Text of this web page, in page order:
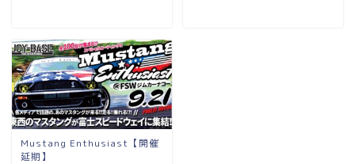
Mustang Enthusiast【開催
延期】